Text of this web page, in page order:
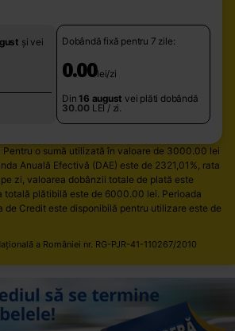
și vei
Dobândă fixă pentru 7 zile:
0.00lei/zi
Din16 august vei plăti dobândă
30.00 LEI / zi.
Pentru o sumă utilizată în valoare de 3000.00 lei
Anuală Efectivă (DAE) este de 2321,01 %, rata
pe zi, valoarea dobânzii totale de plată este
totală plătibilă este de 6000.00 lei. Perioada
de Credit este disponibilă pentru utilizare este de
a României nr. RG-PJR-41-110267/2010